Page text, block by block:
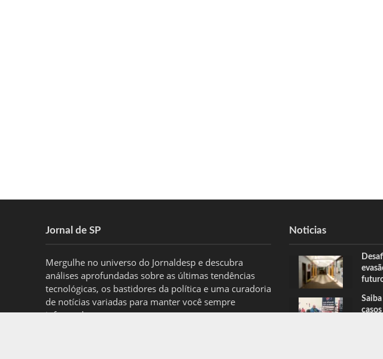
Jornal de SP
Mergulhe no universo do Jornaldesp e descubra
análises aprofundadas sobre as últimas tendências
tecnológicas, os bastidores da política e uma curadoria
de notícias variadas para manter você sempre
informado.
Noticias